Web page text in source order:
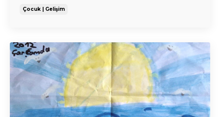
Çocuk | Gelişim